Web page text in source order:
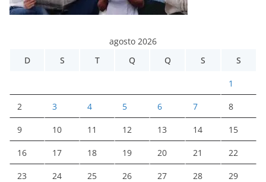
agosto 2026
D
S T Q Q S S
1
2 3 4 5 6 7 8
9 10 11 12 13 14 15
16 17 18 19 20 21 22
23 24 25 26 27 28 29